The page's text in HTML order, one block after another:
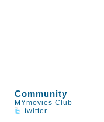
Community
MYmovies Club
twitter